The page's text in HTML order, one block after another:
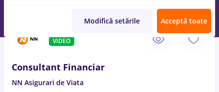
VIDEO
Consultant Financiar
NN Asigurari de Viata
Modifică setările Acceptă toate